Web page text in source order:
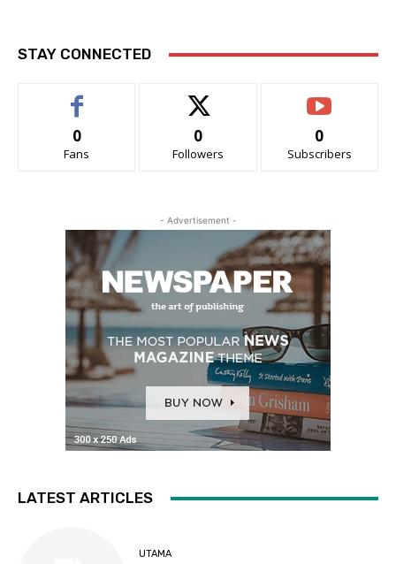
STAY CONNECTED
0
Fans
0
Followers
0
Subscribers
- Advertisement -
LATEST ARTICLES
UTAMA